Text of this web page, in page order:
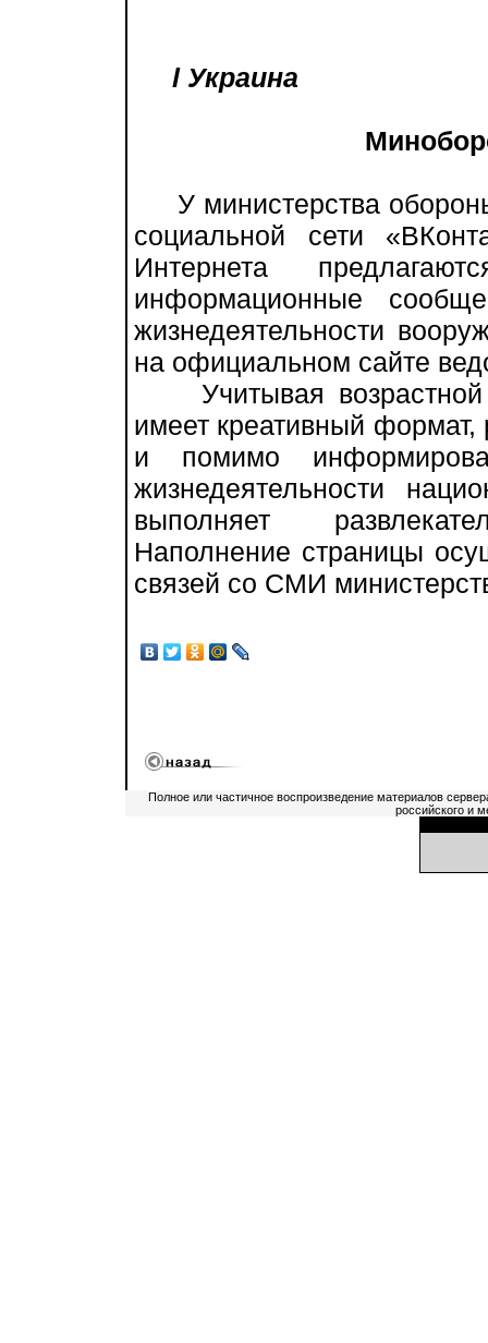
l Украина
У министерства
социальной сети
Интернета
информационные
жизнедеятельности
на официальном сайте
Учитывая возрастной
имеет креативный
и помимо
жизнедеятельности
выполняет
Наполнение страницы
связей со СМИ
Полное или частичное воспроизведение материалов
российского и